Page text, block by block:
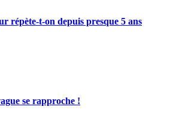
répète-t-on depuis presque 5 ans
se rapproche !